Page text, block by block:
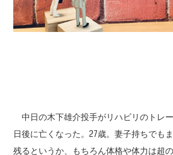
中日の木下雄介投手がリハビリのトレ
日後に亡くなった。27歳。妻子持ちでも
残るというか、もちろん体格や体力は超